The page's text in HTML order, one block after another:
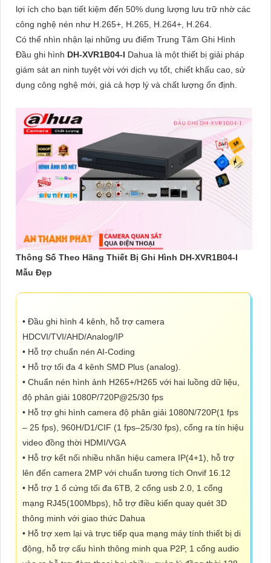
lợi ích cho bạn tiết kiệm đến 50% dung lượng lưu trữ nhờ các
công nghệ nén như H.265+, H.265, H.264+, H.264.
Có thể nhìn nhận lại những ưu điểm Trung Tâm Ghi Hình
Đầu ghi hình DH-XVR1B04-I Dahua là một thiết bị giải pháp
giám sát an ninh tuyệt vời với dịch vụ tốt, chiết khấu cao, sử
dụng công nghệ mới, giá cả hợp lý và chất lượng ổn định.
Thông Số Theo Hãng Thiết Bị Ghi Hình DH-XVR1B04-I
Mẫu Đẹp
• Đầu ghi hình 4 kênh, hỗ trợ camera
HDCVI/TVI/AHD/Analog/IP
• Hỗ trợ chuẩn nén AI-Coding
• Hỗ trợ tối đa 4 kênh SMD Plus (analog).
• Chuẩn nén hình ảnh H265+/H265 với hai luồng dữ liệu,
độ phân giải 1080P/720P@25/30 fps
• Hỗ trợ ghi hình camera độ phân giải 1080N/720P(1 fps
– 25 fps), 960H/D1/CIF (1 fps–25/30 fps), cổng ra tín hiệu
video đồng thời HDMI/VGA
• Hỗ trợ kết nối nhiều nhãn hiệu camera IP(4+1), hỗ trợ
lên đến camera 2MP với chuẩn tương tích Onvif 16.12
• Hỗ trợ 1 ổ cứng tối đa 6TB, 2 cổng usb 2.0, 1 cổng
mạng RJ45(100Mbps), hỗ trợ điều kiển quay quét 3D
thông minh với giao thức Dahua
• Hỗ trợ xem lại và trực tiếp qua mạng máy tính thiết bị di
động, hỗ trợ cấu hình thông minh qua P2P, 1 cổng audio